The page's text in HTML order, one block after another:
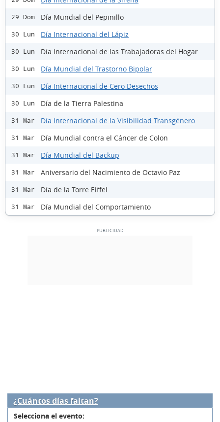
29 Dom Día Mundial del Pepinillo
30 Lun Día Internacional del Lápiz
30 Lun Día Internacional de las Trabajadoras del Hogar
30 Lun Día Mundial del Trastorno Bipolar
30 Lun Día Internacional de Cero Desechos
30 Lun Día de la Tierra Palestina
31 Mar Día Internacional de la Visibilidad Transgénero
31 Mar Día Mundial contra el Cáncer de Colon
31 Mar Día Mundial del Backup
31 Mar Aniversario del Nacimiento de Octavio Paz
31 Mar Día de la Torre Eiffel
31 Mar Día Mundial del Comportamiento
¿Cuántos días faltan?
Selecciona el evento: